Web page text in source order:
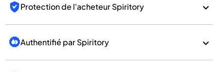
Protection de l'acheteur Spiritory
Authentifié par Spiritory